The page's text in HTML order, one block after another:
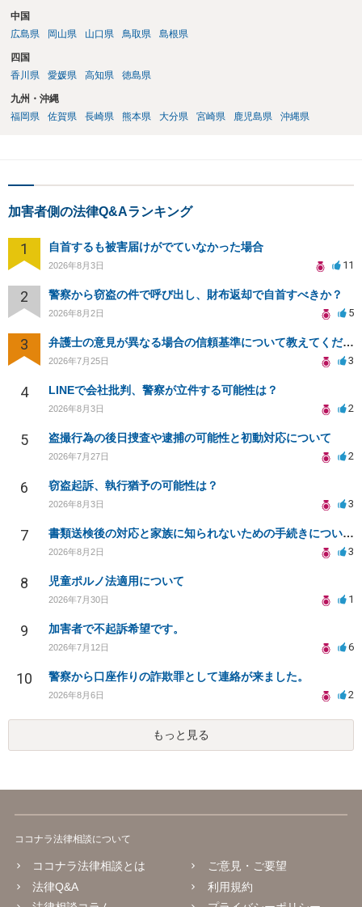
中国
広島県
岡山県 山口県 鳥取県 島根県
四国
香川県
愛媛県 高知県 徳島県
九州・沖縄
福岡県
佐賀県 長崎県 熊本県 大分県 宮崎県 鹿児島県 沖縄県
加害者側の法律Q&Aランキング
1 自首するも被害届けがでていなかった場合
2026年8月3日 11
2 警察から窃盗の件で呼び出し、財布返却で自首すべきか？
2026年8月2日 5
3 弁護士の意見が異なる場合の信頼基準について教えてください
2026年7月25日 3
4 LINEで会社批判、警察が立件する可能性は？
2026年8月3日 2
5 盗撮行為の後日捜査や逮捕の可能性と初動対応について
2026年7月27日 2
6 窃盗起訴、執行猶予の可能性は？
2026年8月3日 3
7 書類送検後の対応と家族に知られないための手続きについて相談
2026年8月2日 3
8 児童ポルノ法適用について
2026年7月30日 1
9 加害者で不起訴希望です。
2026年7月12日 6
10 警察から口座作りの詐欺罪として連絡が来ました。
2026年8月6日 2
もっと見る
ココナラ法律相談について
ココナラ法律相談とは
法律Q&A
ご意見・ご要望
利用規約